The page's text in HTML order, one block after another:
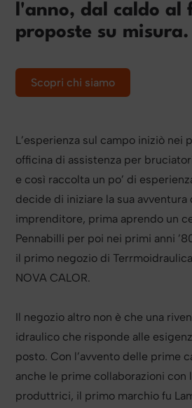
l'anno, dal caldo al
proposte su misura.
Scopri chi siamo
L’esperienza sul campo iniziò nei
officina di assistenza per
e così raccolta un po’ di
decide di iniziare la sua avventura
imprenditore, prima aprendo un
Pennabilli per poi nei primi anni
il primo negozio di
NOVA CALOR.
Il negozio altro non è che una
idraulico che risponde alle
posto. Con l’avvento delle prime
anche le prime collaborazioni con
produttrici, il primo marchio fu